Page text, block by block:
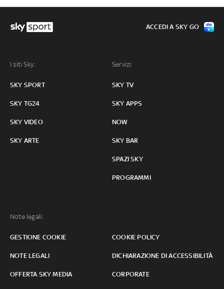
I siti Sky:
SKY SPORT
SKY TG24
SKY VIDEO
SKY ARTE
Servizi:
SKY TV
SKY APPS
NOW
SKY BAR
SPAZI SKY
PROGRAMMI
Note legali:
GESTIONE COOKIE COOKIE POLICY
NOTE LEGALI DICHIARAZIONE DI ACCESSIBILITÀ
OFFERTA SKY MEDIA CORPORATE
ACCEDI A SKY GO